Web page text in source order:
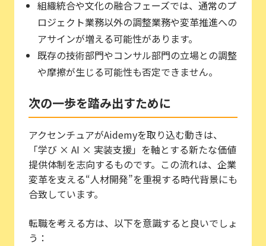
組織統合や文化の融合フェーズでは、通常のプ
ロジェクト業務以外の調整業務や変革推進への
アサインが増える可能性があります。
既存の技術部門やコンサル部門の立場との調整
や摩擦が生じる可能性も否定できません。
次の一歩を踏み出すために
アクセンチュアがAidemyを取り込む動きは、
「学び × AI × 実装支援」を軸とする新たな価値
提供体制を志向するものです。この流れは、企業
変革を支える“人材開発”を重視する時代背景にも
合致しています。
転職を考える方は、以下を意識すると良いでしょ
う：